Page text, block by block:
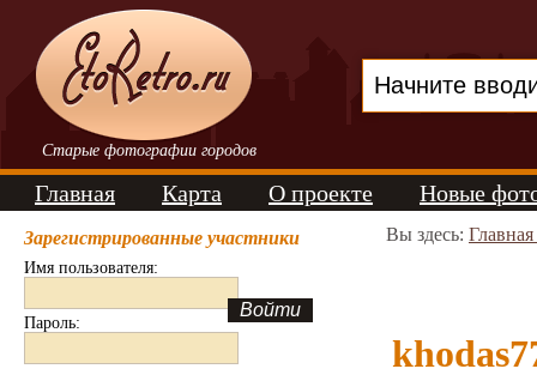
Старые фотографии городов
Главная Карта О проекте Новые
Зарегистрированные участники
Имя пользователя:
Пароль:
Вы здесь: